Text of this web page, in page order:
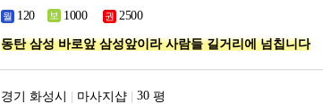
동탄 삼성 바로앞 삼성앞이라 사람들 길거리에 넘칩니다
경기 화성시 마사지샵 평